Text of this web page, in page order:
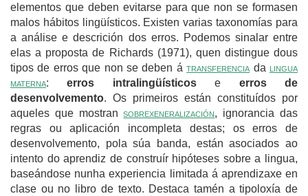
elementos que deben evitarse para que non se formasen
malos hábitos lingüísticos. Existen varias taxonomías para
a análise e descrición dos erros. Podemos sinalar entre
elas a proposta de Richards (1971), quen distingue dous
tipos de erros que non se deben átransferencia da lingua
materna:erros intralingüísticose erros de
desenvolvemento. Os primeiros están constituídos por
aqueles que mostransobrexeneralización, ignorancia das
regras ou aplicación incompleta destas; os erros de
desenvolvemento, pola súa banda, están asociados ao
intento do aprendiz de construír hipóteses sobre a lingua,
baseándose nunha experiencia limitada á aprendizaxe en
clase ou no libro de texto. Destaca tamén a tipoloxía de